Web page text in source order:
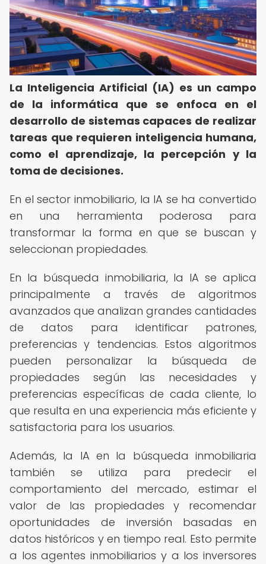
La Inteligencia Artificial (IA) es un campo
de la informática que se enfoca en el
desarrollo de sistemas capaces de realizar
tareas que requieren inteligencia humana,
como el aprendizaje, la percepción y la
toma de decisiones.
En el sector inmobiliario, la IA se ha convertido
en una herramienta poderosa para
transformar la forma en que se buscan y
seleccionan propiedades.
En la búsqueda inmobiliaria, la IA se aplica
principalmente a través de algoritmos
avanzados que analizan grandes cantidades
de datos para identificar patrones,
preferencias y tendencias. Estos algoritmos
pueden personalizar la búsqueda de
propiedades según las necesidades y
preferencias específicas de cada cliente, lo
que resulta en una experiencia más eficiente y
satisfactoria para los usuarios.
Además, la IA en la búsqueda inmobiliaria
también se utiliza para predecir el
comportamiento del mercado, estimar el
valor de las propiedades y recomendar
oportunidades de inversión basadas en
datos históricos y en tiempo real. Esto permite
a los agentes inmobiliarios y a los inversores